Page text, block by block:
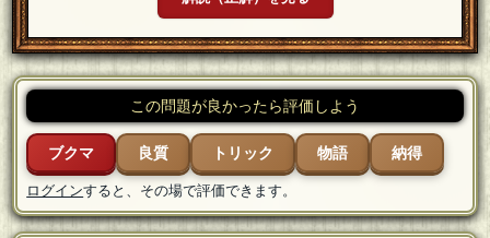
この問題が良かったら評価しよう
ブクマ 良質 トリック 物語 納得
ログインすると、その場で評価できます。